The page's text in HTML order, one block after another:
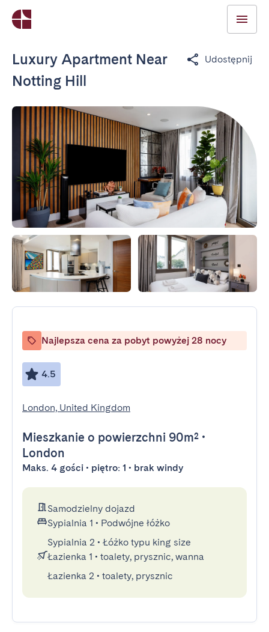
Luxury Apartment Near
Notting Hill
Udostępnij
Najlepsza cena za pobyt powyżej 28 nocy
4.5
London, United Kingdom
Mieszkanie o powierzchni 90m² •
London
Maks. 4 gości • piętro: 1 • brak windy
Samodzielny dojazd
Sypialnia 1 • Podwójne łóżko
Sypialnia 2 • Łóżko typu king size
Łazienka 1 • toalety, prysznic, wanna
Łazienka 2 • toalety, prysznic